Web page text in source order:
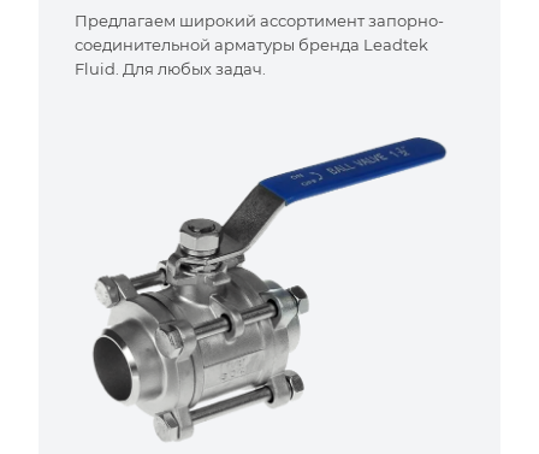
Предлагаем широкий ассортимент запорно-
соединительной арматуры бренда Leadtek
Fluid. Для любых задач.